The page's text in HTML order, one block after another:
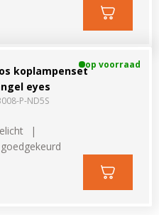
koplampenset
eyes
P-ND5S
op voorraad
goedgekeurd